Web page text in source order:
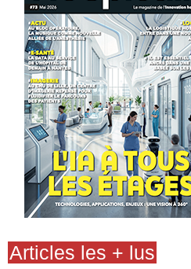
Articles les + lus